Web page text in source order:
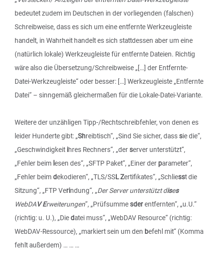
bedeutet zudem im Deutschen in der vorliegenden (falschen)
Schreibweise, dass es sich um eine entfernte Werkzeugleiste
handelt, in Wahrheit handelt es sich stattdessen aber um eine
(natürlich lokale) Werkzeugleiste für entfernte Dateien. Richtig
wäre also die Übersetzung/Schreibweise „[…] der Entfernte-
Datei-Werkzeugleiste“ oder besser: […] Werkzeugleiste „Entfernte
Datei“ – sinngemäß gleichermaßen für die Lokale-Datei-Variante.
Weitere der unzähligen Tipp-/Rechtschreibfehler, von denen es
leider Hunderte gibt: „Shreibtisch“, „Sind Sie sicher, dasssie die“,
„Geschwindigkeit ihres Rechners“, „derserver unterstützt“,
„Fehler beim lesen des“, „SFTP Paket“, „Einer der parameter“,
„Fehler beim dekodieren“, „TLS/SSL Zertifikates“, „Schliesst die
Sitzung“, „FTP Verindung“, „Der Server unterstützt dises
WebDAV Erweiterungen“, „Prüfsummesderentfernten“, „u.U.“
(richtig: u. U.), „Diedatei muss“, „WebDAV Resource“ (richtig:
WebDAV-Ressource), „markiert sein um den befehl mit“ (Komma
fehlt außerdem) … … …